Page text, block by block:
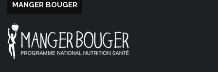
MANGER BOUGER